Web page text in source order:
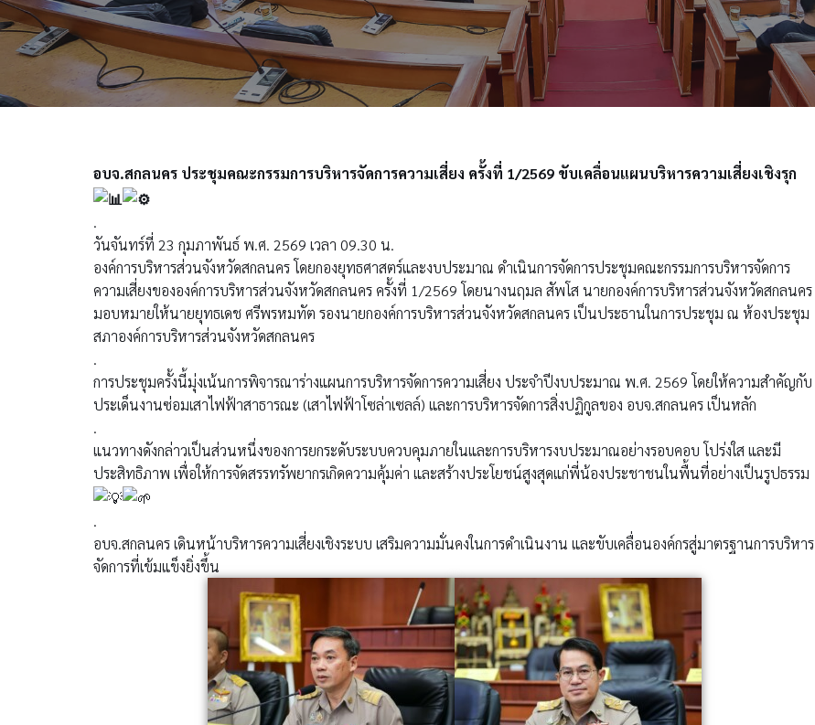
อบจ.สกลนคร ประชุมคณะกรรมการบริหารจัดการความเสี่ยง ครั้งที่ 1/2569 ขับเคลื่อนแผนบริหารความเสี่ยงเชิงรุก
.
วันจันทร์ที่ 23 กุมภาพันธ์ พ.ศ. 2569 เวลา 09.30 น.
องค์การบริหารส่วนจังหวัดสกลนคร โดยกองยุทธศาสตร์และงบประมาณ ดำเนินการจัดการประชุมคณะกรรมการบริหารจัดการ
ความเสี่ยงขององค์การบริหารส่วนจังหวัดสกลนคร ครั้งที่ 1/2569 โดยนางนฤมล สัพโส นายกองค์การบริหารส่วนจังหวัดสกลนคร
มอบหมายให้นายยุทธเดช ศรีพรหมทัต รองนายกองค์การบริหารส่วนจังหวัดสกลนคร เป็นประธานในการประชุม ณ ห้องประชุม
สภาองค์การบริหารส่วนจังหวัดสกลนคร
.
การประชุมครั้งนี้มุ่งเน้นการพิจารณาร่างแผนการบริหารจัดการความเสี่ยง ประจำปีงบประมาณ พ.ศ. 2569 โดยให้ความสำคัญกับ
ประเด็นงานซ่อมเสาไฟฟ้าสาธารณะ (เสาไฟฟ้าโซล่าเซลล์) และการบริหารจัดการสิ่งปฏิกูลของ อบจ.สกลนคร เป็นหลัก
.
แนวทางดังกล่าวเป็นส่วนหนึ่งของการยกระดับระบบควบคุมภายในและการบริหารงบประมาณอย่างรอบคอบ โปร่งใส และมี
ประสิทธิภาพ เพื่อให้การจัดสรรทรัพยากรเกิดความคุ้มค่า และสร้างประโยชน์สูงสุดแก่พี่น้องประชาชนในพื้นที่อย่างเป็นรูปธรรม
.
อบจ.สกลนคร เดินหน้าบริหารความเสี่ยงเชิงระบบ เสริมความมั่นคงในการดำเนินงาน และขับเคลื่อนองค์กรสู่มาตรฐานการบริหาร
จัดการที่เข้มแข็งยิ่งขึ้น